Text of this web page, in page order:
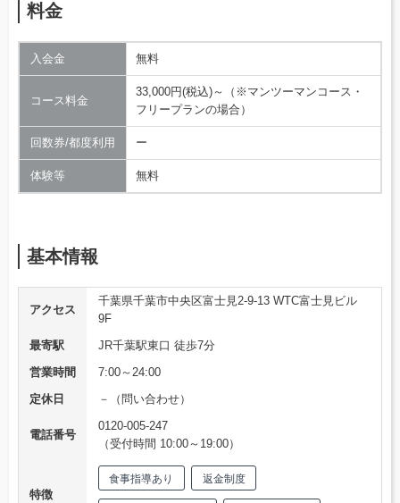
料金
入会金 無料
コース料金
33,000円(税込)～（※マンツーマンコース・
フリープランの場合）
回数券/都度利用 ー
体験等 無料
基本情報
アクセス
千葉県千葉市中央区富士見2-9-13 WTC富士見ビル
9F
最寄駅
JR千葉駅東口 徒歩7分
営業時間
7:00～24:00
定休日
－（問い合わせ）
電話番号
0120-005-247
（受付時間 10:00～19:00）
特徴
食事指導あり 返金制度